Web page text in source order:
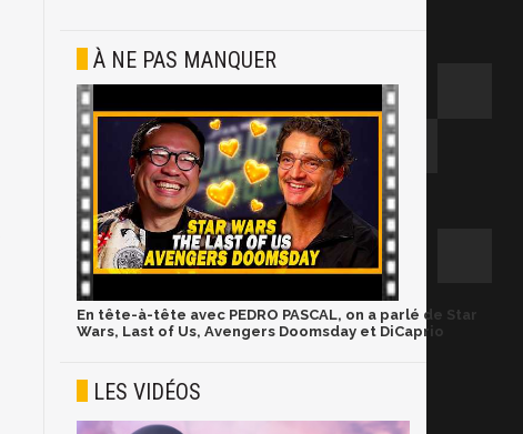
À NE PAS MANQUER
En tête-à-tête avec PEDRO PASCAL, on a parlé de Star
Wars, Last of Us, Avengers Doomsday et DiCaprio
LES VIDÉOS